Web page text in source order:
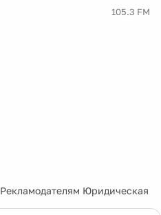
105.3 FM
Рекламодателям Юридическая